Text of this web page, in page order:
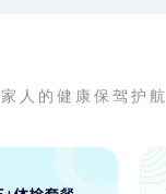
人的健康保驾护航